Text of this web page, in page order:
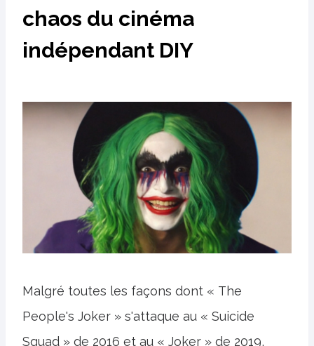
chaos du cinéma
indépendant DIY
Malgré toutes les façons dont « The
People's Joker » s'attaque au « Suicide
Squad » de 2016 et au « Joker » de 2019,